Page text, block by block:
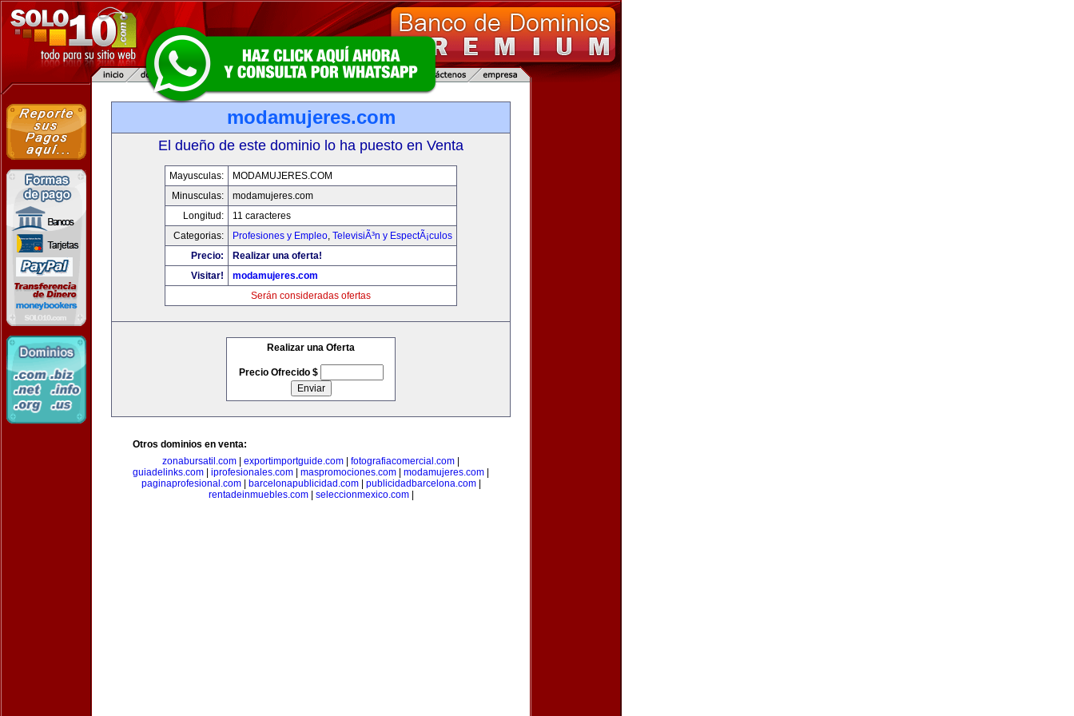
modamujeres.com
El dueño de este dominio lo ha puesto en Venta
Mayusculas:
MODAMUJERES.COM
Minusculas:
modamujeres.com
Longitud:
11 caracteres
Categorias:
Profesiones y Empleo, TelevisiÃ³n y EspectÃ¡culos
Precio:
Realizar una oferta!
Visitar!
modamujeres.com
Serán consideradas ofertas
Realizar una Oferta
Precio Ofrecido $
Otros dominios en venta:
zonabursatil.com
exportimportguide.com fotografiacomercial.com
guiadelinks.com
iprofesionales.com maspromociones.com modamujeres.com
paginaprofesional.com| barcelonapublicidad.com| publicidadbarcelona.com|
rentadeinmuebles.com| seleccionmexico.com|